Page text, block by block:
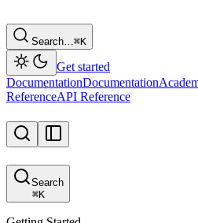
Search…⌘K
Get started
DocumentationDocumentation
ReferenceAPI Reference
Search
⌘K